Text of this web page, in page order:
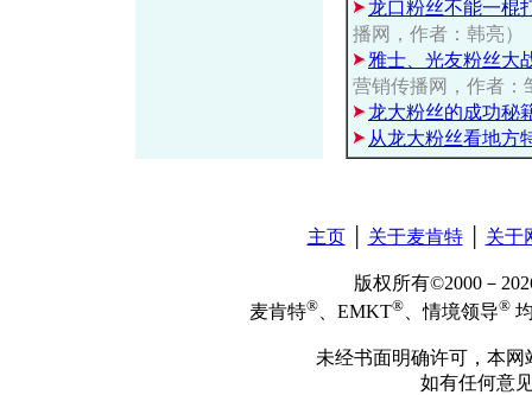
龙口粉丝不能一棍
播网，作者：韩亮）
雅士、光友粉丝大
营销传播网，作者：
龙大粉丝的成功秘
从龙大粉丝看地方
主页│ 关于麦肯特│ 关于
版权所有©2000－
麦肯特® 、EMKT® 、情境领导®
未经书面明确许可，本
如有任何意